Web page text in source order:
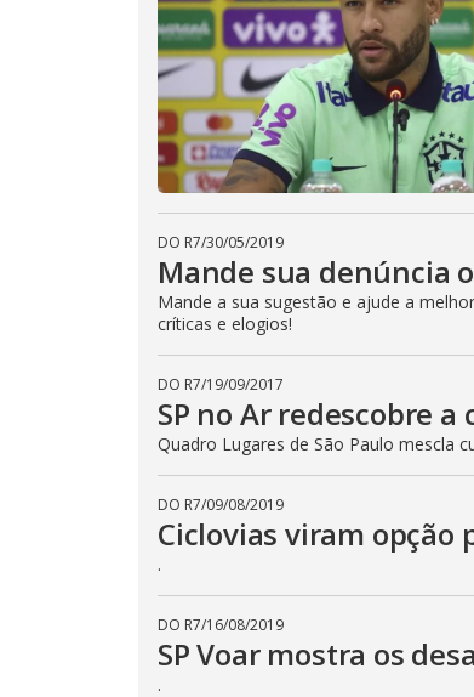
DO R7/30/05/2019
Mande sua denúncia
Mande a sua sugestão e ajude a
críticas e elogios!
DO R7/19/09/2017
SP no Ar redescobre
Quadro Lugares de São Paulo mescla
DO R7/09/08/2019
Ciclovias viram opção
.
DO R7/16/08/2019
SP Voar mostra os
.